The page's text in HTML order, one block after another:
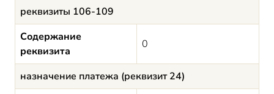
реквизиты 106-109
Содержание
реквизита
0
назначение платежа (реквизит 24)